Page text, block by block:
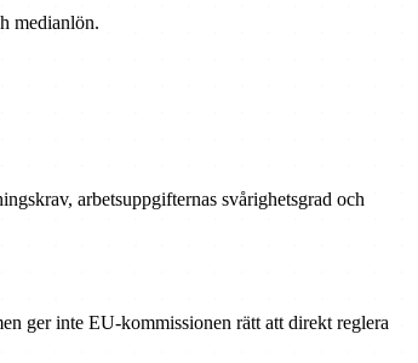
medianlön.
arbetsuppgifternas svårighetsgrad och
ger inte EU-kommissionen rätt att direkt reglera